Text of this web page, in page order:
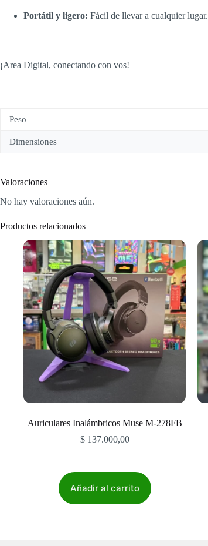
Portátil y ligero: Fácil de llevar a cualquier lugar.
¡Area Digital, conectando con vos!
Peso
Dimensiones
Valoraciones
No hay valoraciones aún.
Productos relacionados
Auriculares Inalámbricos Muse M-278FB
$137.000,00
Añadir al carrito